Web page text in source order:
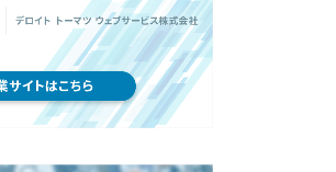
ーバーレス